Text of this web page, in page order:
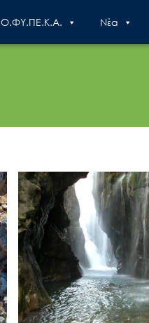
Ο.ΦΥ.ΠΕ.Κ.Α. Nέα